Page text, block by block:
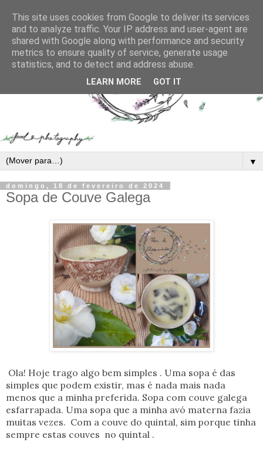
▼
domingo, 18 de fevereiro de 2024
Sopa de Couve Galega
Ola! Hoje trago algo bem simples . Uma sopa é das
simples que podem existir, mas é nada mais nada
menos que a minha preferida. Sopa com couve galega
esfarrapada. Uma sopa que a minha avó materna fazia
muitas vezes. Com a couve do quintal, sim porque tinha
sempre estas couves no quintal .
This site uses cookies from Google to deliver its services
and to analyze traffic. Your IP address and user-agent are
shared with Google along with performance and security
metrics to ensure quality of service, generate usage
statistics, and to detect and address abuse.
LEARN MORE GOT IT